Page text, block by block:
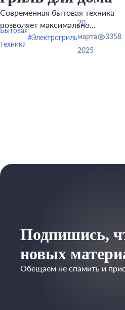
Современная бытовая техника
позволяет максимально
разнообразить свое ежедневное
меню.
Бытовая
техника
#Электрогриль
20
марта
2025
3358
Подпишись,
новых
Обещаем не спамить и